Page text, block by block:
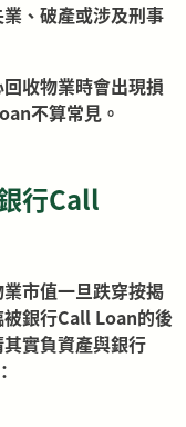
、破產或涉及刑事
收物業時會出現損
不算常見。
行Call
市值一旦跌穿按揭
銀行Call Loan的後
實負資產與銀行